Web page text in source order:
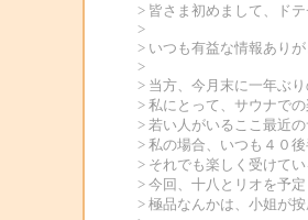
> 皆さま初めまして、ドテ
>
> いつも有益な情報ありが
>
> 当方、今月末に一年ぶ
> 私にとって、サウナで
> 若い人がいるここ最近
> 私の場合、いつも４０
> それでも楽しく受けて
> 今回、十八とリオを予
> 極品なんかは、小姐が